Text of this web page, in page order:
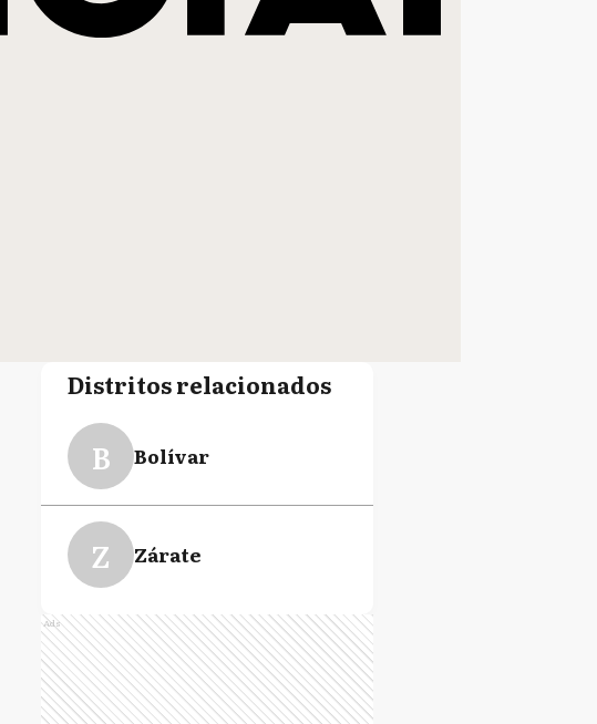
Distritos relacionados
B Bolívar
Z Zárate
Ads